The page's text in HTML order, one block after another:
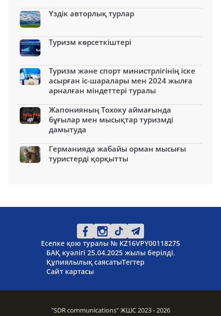
Үздік авторлық турлар
Туризм көрсеткіштері
Туризм және спорт министрлігінің іске
асырған іс-шаралары мен 2024 жылға
арналған міндеттері туралы
Жапонияның Тохоку аймағында
бұғылар мен мысықтар туризмді
дамытуда
Германияда жабайы орман мысығы
туристерді қорқытты
Есепке қою туралы № KZ16VPY00118275
БАҚ куәлігі 25.04.2025 жылы берілді.
Құпиялылық саясатыТегтер
Сайт картасы
"SDR communications" ЖШС 2023 - 2026